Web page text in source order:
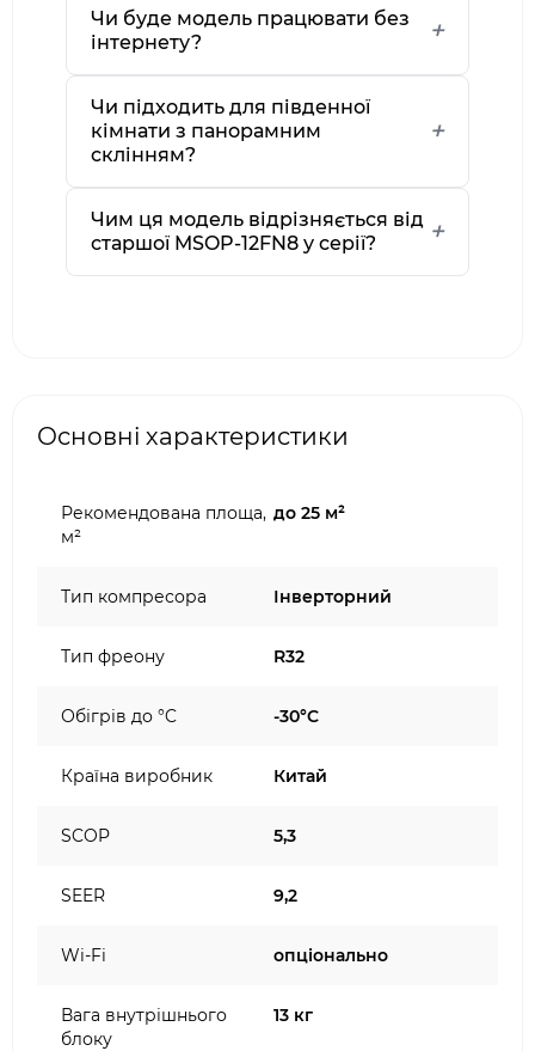
Чи буде модель працювати без
інтернету?
Чи підходить для південної
кімнати з панорамним
склінням?
Чим ця модель відрізняється від
старшої MSOP-12FN8 у серії?
Основні характеристики
Рекомендована площа,
м²
до 25 м²
Тип компресора Інверторний
Тип фреону R32
Обігрів до °C -30°C
Країна виробник Китай
SCOP 5,3
SEER 9,2
Wi-Fi опціонально
Вага внутрішнього
блоку
13 кг